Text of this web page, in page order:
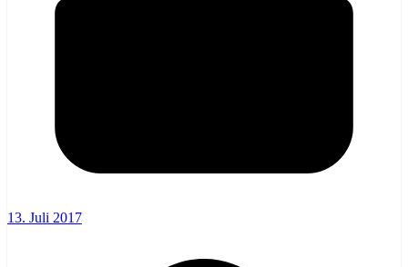
13. Juli 2017